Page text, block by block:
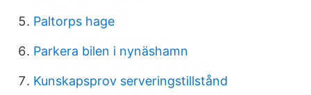
Paltorps hage
Parkera bilen i nynäshamn
Kunskapsprov serveringstillstånd